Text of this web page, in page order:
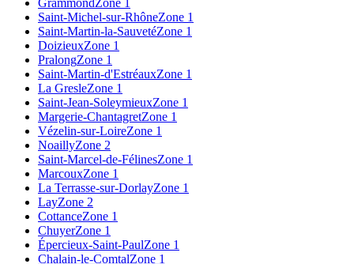
GrammondZone 1
Saint-Michel-sur-RhôneZone 1
Saint-Martin-la-SauvetéZone 1
DoizieuxZone 1
PralongZone 1
Saint-Martin-d'EstréauxZone 1
La GresleZone 1
Saint-Jean-SoleymieuxZone 1
Margerie-ChantagretZone 1
Vézelin-sur-LoireZone 1
NoaillyZone 2
Saint-Marcel-de-FélinesZone 1
MarcouxZone 1
La Terrasse-sur-DorlayZone 1
LayZone 2
CottanceZone 1
ChuyerZone 1
Épercieux-Saint-PaulZone 1
Chalain-le-ComtalZone 1